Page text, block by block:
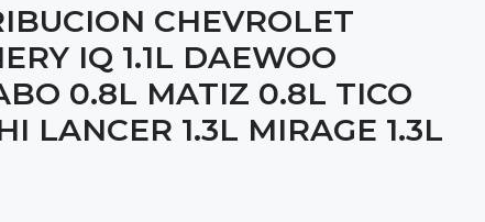
CHEVROLET
IQ 1.1L DAEWOO
0.8L MATIZ 0.8L TICO
LANCER 1.3L MIRAGE 1.3L